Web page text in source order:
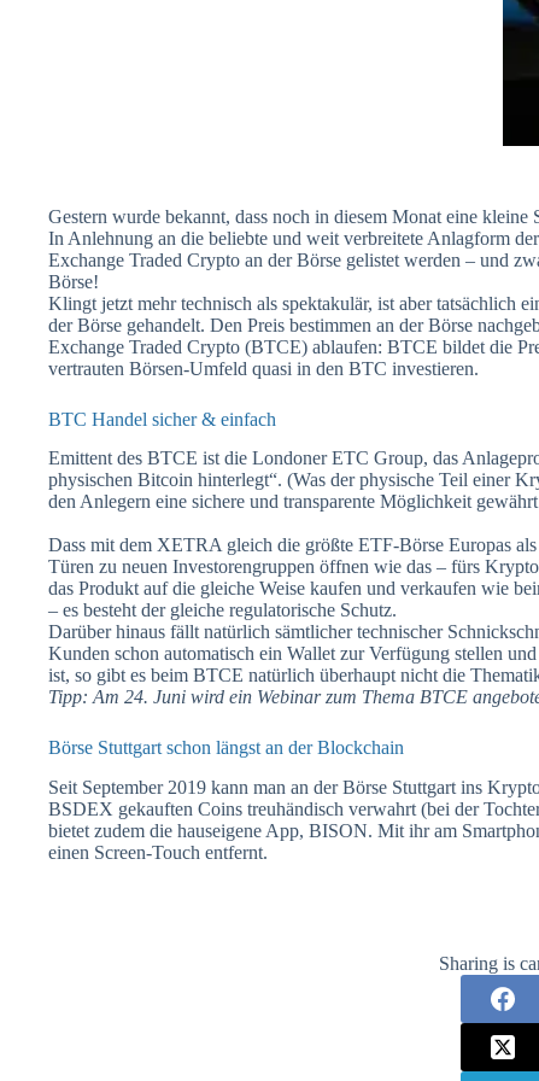
Gestern wurde bekannt, dass noch in diesem Monat eine
In Anlehnung an die beliebte und weit verbreitete Anlagform
Exchange Traded Crypto an der Börse gelistet werden – und
Börse!
Klingt jetzt mehr technisch als spektakulär, ist aber tatsächlich
der Börse gehandelt. Den Preis bestimmen an der Börse
Exchange Traded Crypto (BTCE) ablaufen: BTCE bildet die
vertrauten Börsen-Umfeld quasi in den BTC investieren.
BTC Handel sicher & einfach
Emittent des BTCE ist die Londoner ETC Group, das
physischen Bitcoin hinterlegt“. (Was der physische Teil einer
den Anlegern eine sichere und transparente Möglichkeit
Dass mit dem XETRA gleich die größte ETF-Börse Europas
Türen zu neuen Investorengruppen öffnen wie das – fürs
das Produkt auf die gleiche Weise kaufen und verkaufen wie
– es besteht der gleiche regulatorische Schutz.
Darüber hinaus fällt natürlich sämtlicher technischer
Kunden schon automatisch ein Wallet zur Verfügung stellen
ist, so gibt es beim BTCE natürlich überhaupt nicht die
Tipp: Am 24. Juni wird ein Webinar zum Thema BTCE
Börse Stuttgart schon längst an der Blockchain
Seit September 2019 kann man an der Börse Stuttgart ins
BSDEX gekauften Coins treuhändisch verwahrt (bei der
bietet zudem die hauseigene App, BISON. Mit ihr am
einen Screen-Touch entfernt.
Sharing is